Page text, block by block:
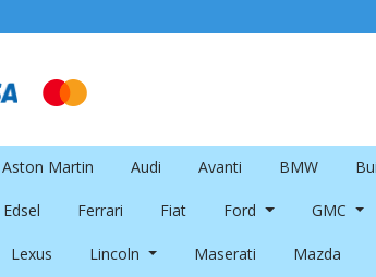
Aston Martin Audi Avanti BMW
Edsel Ferrari Fiat Ford GMC
Lexus Lincoln Maserati Mazda